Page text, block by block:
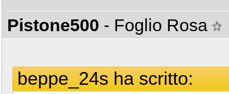
Pistone500 - Foglio Rosa
beppe_24s ha scritto: